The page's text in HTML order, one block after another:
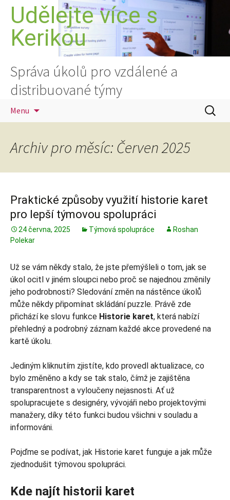
Přejít
obsahu
webu
Udělejte více s
Kerikou
Správa úkolů pro vzdálené a
distribuované týmy
Menu
Archiv pro měsíc: Červen 2025
Praktické způsoby využití historie karet
pro lepší týmovou spolupráci
24 června, 2025 Týmová spolupráce
Roshan
Polekar
Už se vám někdy stalo, že jste přemýšleli o tom, jak se
úkol ocitl v jiném sloupci nebo proč se najednou změnily
jeho podrobnosti? Sledování změn na nástěnce úkolů
může někdy připomínat skládání puzzle. Právě zde
přichází ke slovu funkce Historie karet, která nabízí
přehledný a podrobný záznam každé akce provedené na
kartě úkolu.
Jediným kliknutím zjistíte, kdo provedl aktualizace, co
bylo změněno a kdy se tak stalo, čímž je zajištěna
transparentnost a vyloučeny nejasnosti. Ať už
spolupracujete s designéry, vývojáři nebo projektovými
manažery, díky této funkci budou všichni v souladu a
informováni.
Pojďme se podívat, jak Historie karet funguje a jak může
zjednodušit týmovou spolupráci.
Kde najít historii karet